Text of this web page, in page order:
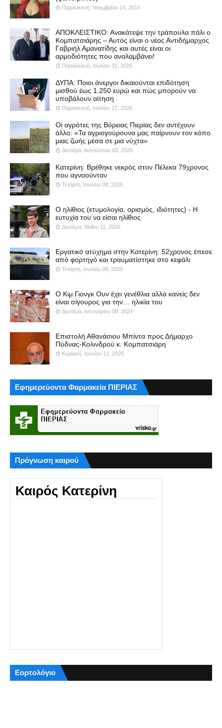
Παρασκευή, Νοεμβρίου 14, 2014
ΑΠΟΚΛΕΙΣΤΙΚΟ: Ανακάτεψε την τράπουλα πάλι ο
Κομπατσιάρης – Αυτός είναι ο νέος Αντιδήμαρχος
Γαβριήλ Αμανατίδης και αυτές είναι οι
αρμοδιότητες που αναλαμβάνει!
Παρασκευή, Ιουλίου 31, 2026
ΔΥΠΑ: Ποιοι άνεργοι δικαιούνται επιδότηση
μισθού έως 1.250 ευρώ και πώς μπορούν να
υποβάλουν αίτηση
Παρασκευή, Ιουλίου 17, 2026
Οι αγρότες της Βόρειας Πιερίας δεν αντέχουν
άλλο: «Τα αγριογούρουνα μας παίρνουν τον κόπο
μιας ζωής μέσα σε μια νύχτα»
Δευτέρα, Αυγούστου 03, 2026
Κατερίνη: Βρέθηκε νεκρός στον Πέλεκα 79χρονος
που αγνοούνταν
Τετάρτη, Ιουλίου 08, 2026
Ο ηλίθιος (ετυμολογία, ορισμός, ιδιότητες) - Η
ευτυχία του να είσαι ηλίθιος
Δευτέρα, Μαΐου 11, 2026
Εργατικό ατύχημα στην Κατερίνη: 52χρονος έπεσε
από φορτηγό και τραυματίστηκε στο κεφάλι
Τετάρτη, Ιουλίου 08, 2026
Ο Κιμ Γιονγκ Ουν έχει γενέθλια αλλά κανείς δεν
είναι σίγουρος για την… ηλικία του
Δευτέρα, Ιανουαρίου 08, 2024
Επιστολή Αθανάσιου Μπίντα προς Δήμαρχο
Πύδνας-Κολινδρού κ. Κομπατσιάρη
Κυριακή, Ιουλίου 12, 2026
Εφημερεύοντα Φαρμακεία ΠΙΕΡΙΑΣ
Πρόγνωση καιρού
Καιρός Κατερίνη
Εορτολόγιο